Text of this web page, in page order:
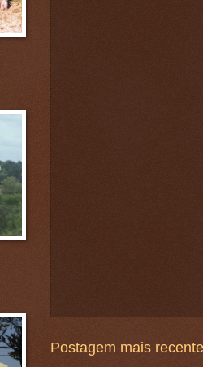
Postagem mais recente